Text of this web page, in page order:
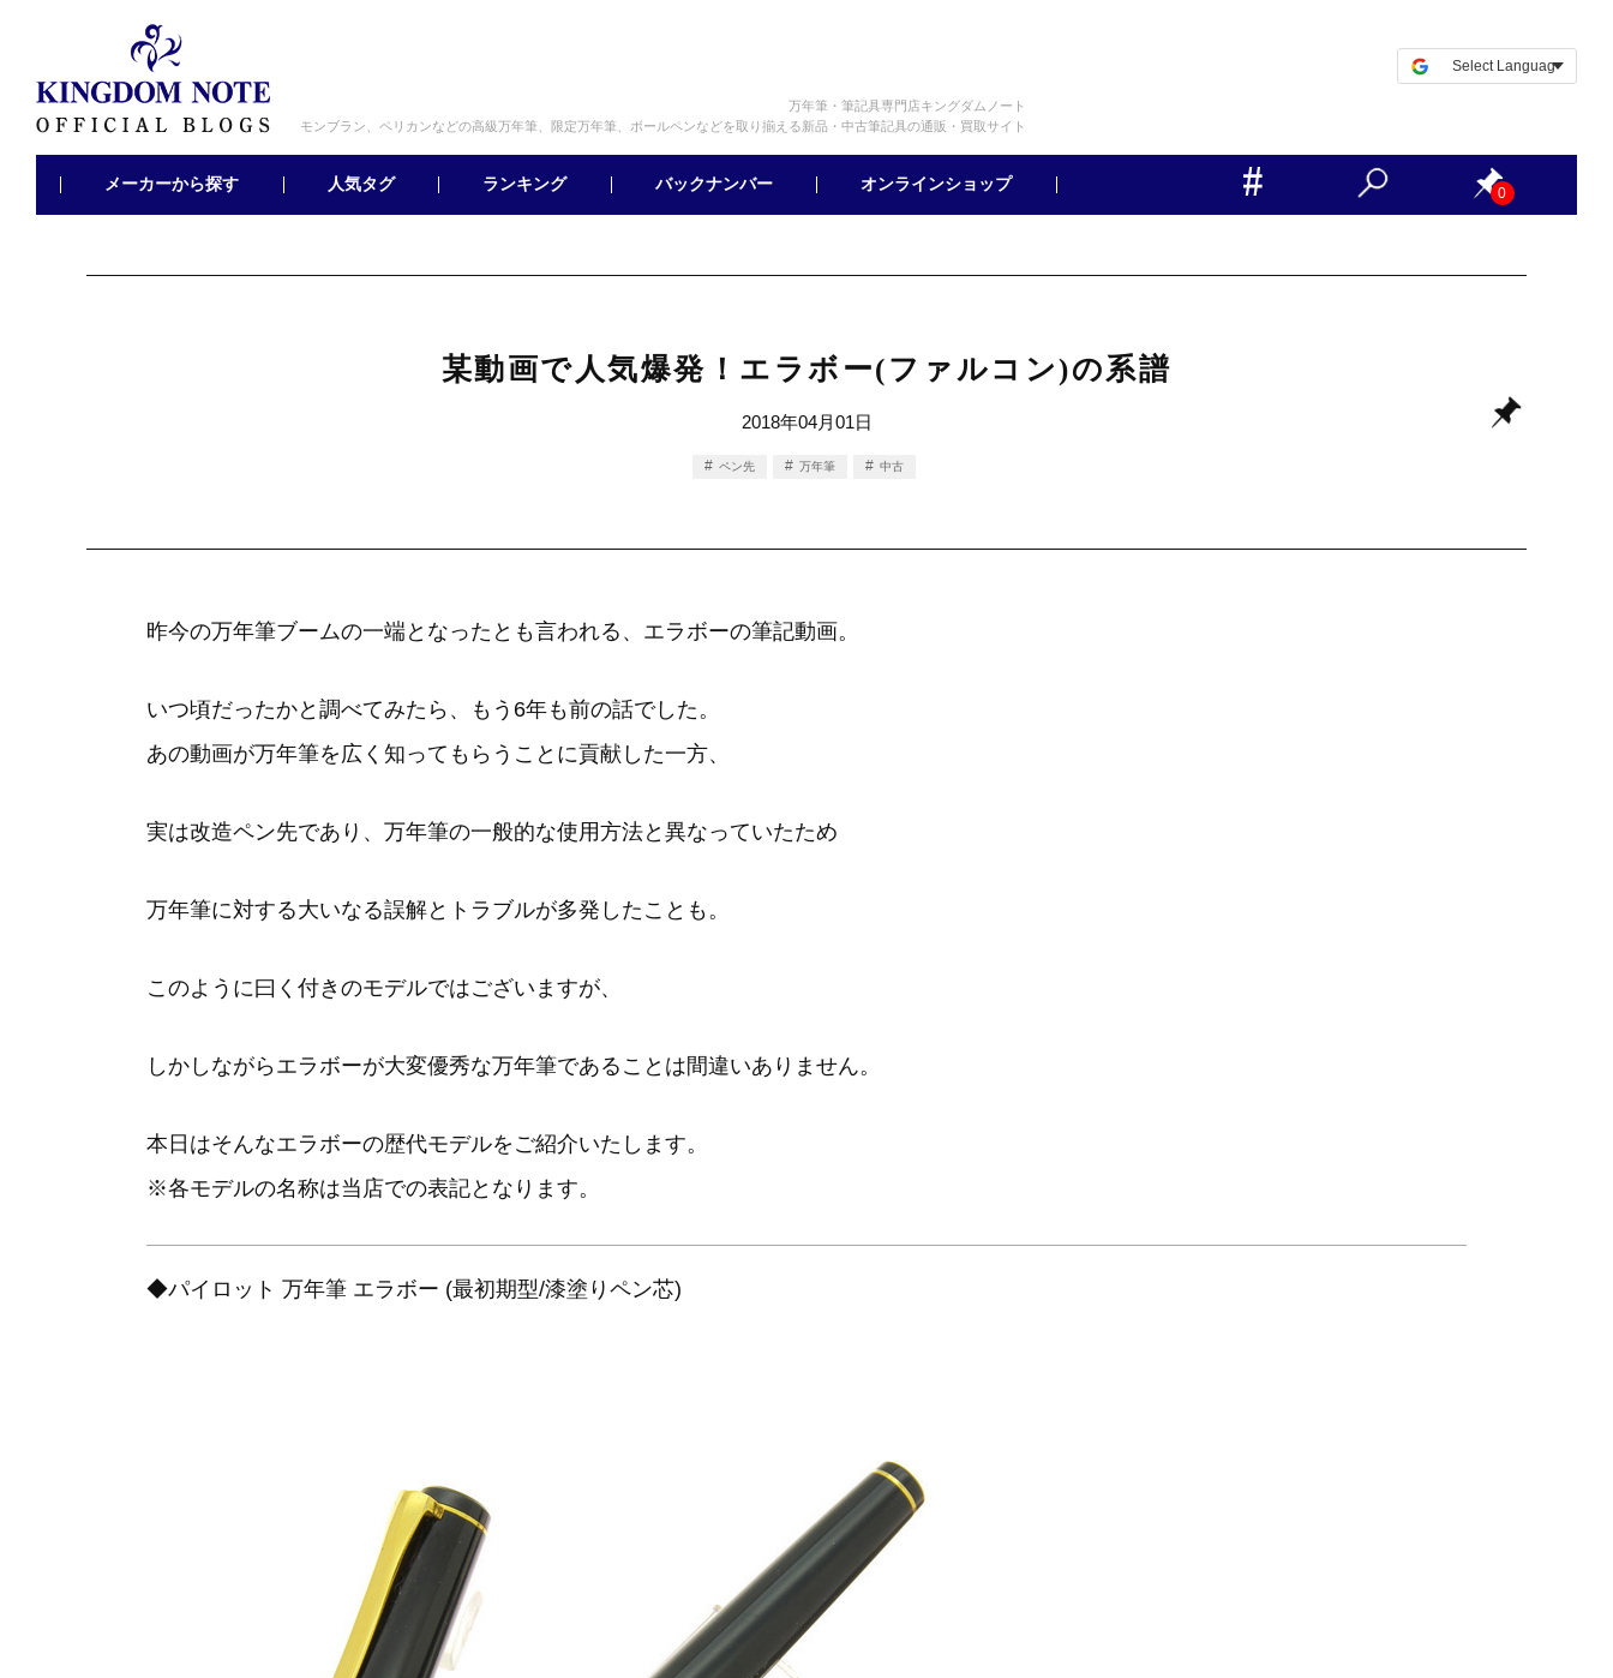
万年筆・筆記具専門店キングダムノート
モンブラン、ペリカンなどの高級万年筆、限定万年筆、ボールペンなどを取り揃える新品・中古筆記具の通販・買取サイト
メーカーから探す 人気タグ ランキング バックナンバー オンラインショップ 0
某動画で人気爆発！エラボー(ファルコン)の系譜
2018年04月01日
ペン先 万年筆 中古
昨今の万年筆ブームの一端となったとも言われる、エラボーの筆記動画。
いつ頃だったかと調べてみたら、もう6年も前の話でした。
あの動画が万年筆を広く知ってもらうことに貢献した一方、
実は改造ペン先であり、万年筆の一般的な使用方法と異なっていたため
万年筆に対する大いなる誤解とトラブルが多発したことも。
このように曰く付きのモデルではございますが、
しかしながらエラボーが大変優秀な万年筆であることは間違いありません。
本日はそんなエラボーの歴代モデルをご紹介いたします。
※各モデルの名称は当店での表記となります。
◆パイロット 万年筆 エラボー (最初期型/漆塗りペン芯)